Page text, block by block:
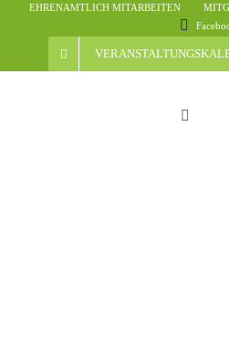
EHRENAMTLICH MITARBEITEN
Toggle